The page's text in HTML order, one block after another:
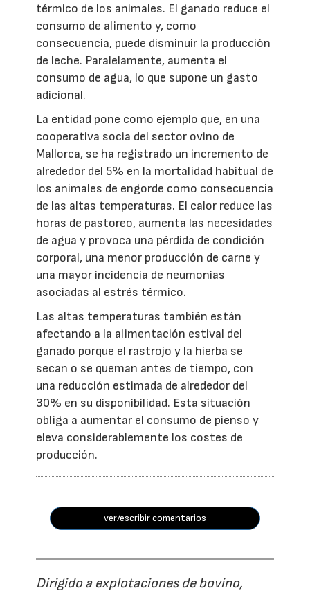
térmico de los animales. El ganado reduce el
consumo de alimento y, como
consecuencia, puede disminuir la producción
de leche. Paralelamente, aumenta el
consumo de agua, lo que supone un gasto
adicional.
La entidad pone como ejemplo que, en una
cooperativa socia del sector ovino de
Mallorca, se ha registrado un incremento de
alrededor del 5% en la mortalidad habitual de
los animales de engorde como consecuencia
de las altas temperaturas. El calor reduce las
horas de pastoreo, aumenta las necesidades
de agua y provoca una pérdida de condición
corporal, una menor producción de carne y
una mayor incidencia de neumonías
asociadas al estrés térmico.
Las altas temperaturas también están
afectando a la alimentación estival del
ganado porque el rastrojo y la hierba se
secan o se queman antes de tiempo, con
una reducción estimada de alrededor del
30% en su disponibilidad. Esta situación
obliga a aumentar el consumo de pienso y
eleva considerablemente los costes de
producción.
ver/escribir comentarios
Dirigido a explotaciones de bovino,